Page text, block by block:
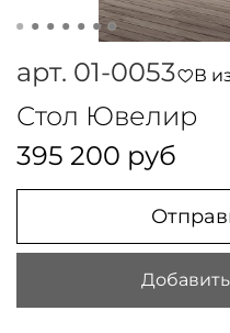
арт. 01-0053 В
Стол Ювелир
395 200 руб